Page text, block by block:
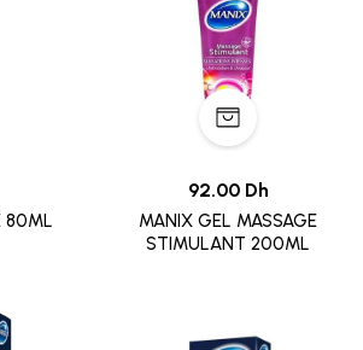
80ML
92.00 Dh
MANIX GEL MASSAGE
STIMULANT 200ML